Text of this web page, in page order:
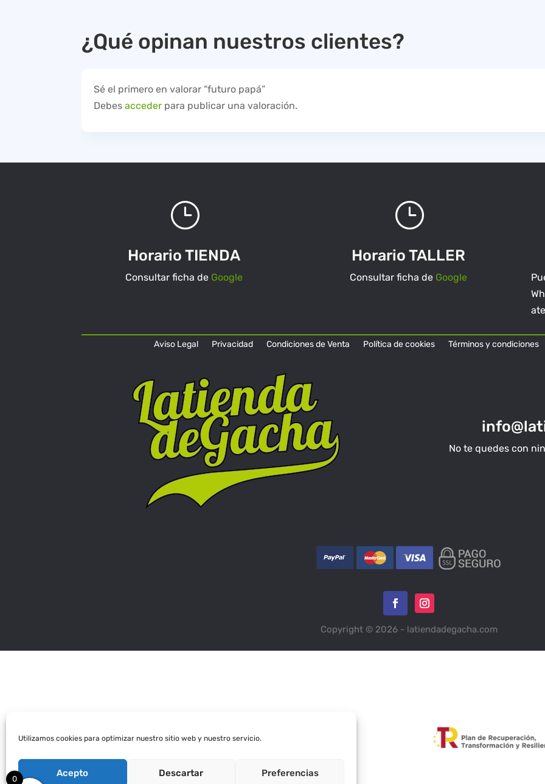
Utilizamos cookies para optimizar nuestro sitio web y nuestro servicio.
Acepto Descartar Preferencias
¿Qué opinan nuestros clientes?
Sé el primero en valorar “futuro papá”
Debesacceder para publicar una valoración.
}
Horario TIENDA
Consultar ficha de Google
}
Horario TALLER
Consultar ficha de Google
Aviso Legal Privacidad Condiciones de Venta Política de cookies Términos y condiciones
No te quedes con
Copyright © 2026 - latiendadegacha.com
0
Breaking Bad - XS Calavera indio - XS